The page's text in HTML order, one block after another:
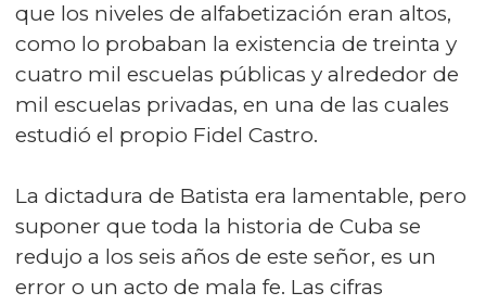
que los niveles de alfabetización eran altos,
como lo probaban la existencia de treinta y
cuatro mil escuelas públicas y alrededor de
mil escuelas privadas, en una de las cuales
estudió el propio Fidel Castro.
La dictadura de Batista era lamentable, pero
suponer que toda la historia de Cuba se
redujo a los seis años de este señor, es un
error o un acto de mala fe. Las cifras